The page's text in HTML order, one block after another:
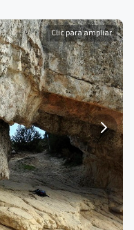
Clic para ampliar